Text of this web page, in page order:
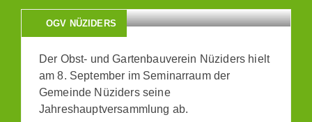
OGV NÜZIDERS
Der Obst- und Gartenbauverein Nüziders hielt
am 8. September im Seminarraum der
Gemeinde Nüziders seine
Jahreshauptversammlung ab.